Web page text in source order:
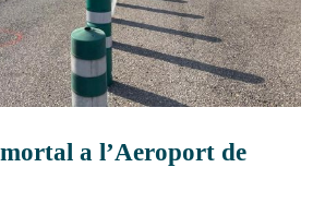
a l’Aeroport de